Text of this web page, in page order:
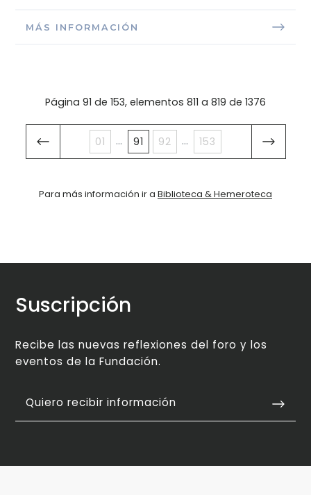
MÁS INFORMACIÓN
Página 91 de 153, elementos 811 a 819 de 1376
01 ... 91 92 ... 153
Para más información ir a Biblioteca & Hemeroteca
Suscripción
Recibe las nuevas reflexiones del foro y los
eventos de la Fundación.
Quiero recibir información